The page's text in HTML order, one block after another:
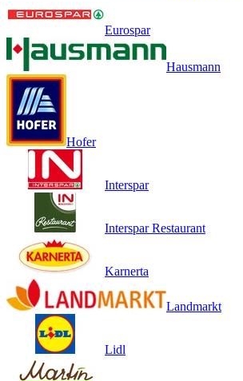
Eurospar
Hausmann
Hofer
Interspar
Interspar Restaurant
Karnerta
Landmarkt
Lidl